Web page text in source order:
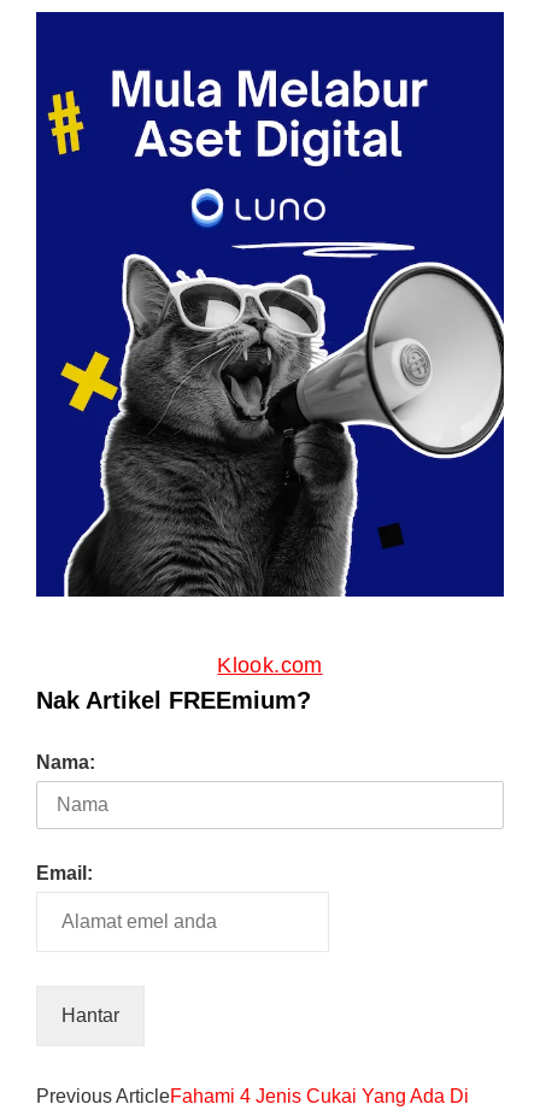
Klook.com
Nak Artikel FREEmium?
Nama:
Email:
Previous ArticleFahami 4 Jenis Cukai Yang Ada Di